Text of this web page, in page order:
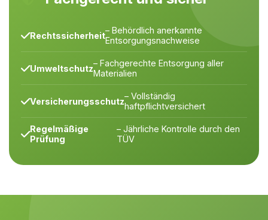
Rechtssicherheit– Behördlich anerkannte
Entsorgungsnachweise
Umweltschutz– Fachgerechte Entsorgung aller
Materialien
Versicherungsschutz– Vollständig
haftpflichtversichert
Regelmäßige
Prüfung
– Jährliche Kontrolle durch den
TÜV